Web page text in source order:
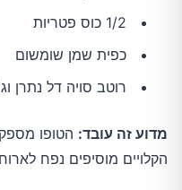
1/2 כוס פטריות
כפית שמן שומשום
רוטב סויה דל נתרן
מדוע זה עובד: הטופו
הקלויים מוסיפים נפח